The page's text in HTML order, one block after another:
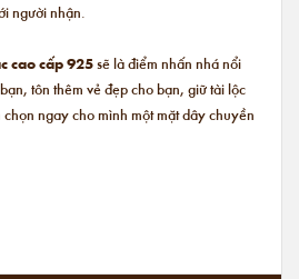
người nhận.
cao cấp 925sẽ là điểm nhấn nhá nổi
tôn thêm vẻ đẹp cho bạn, giữ tài lộc
ngay cho mình một mặt dây chuyền